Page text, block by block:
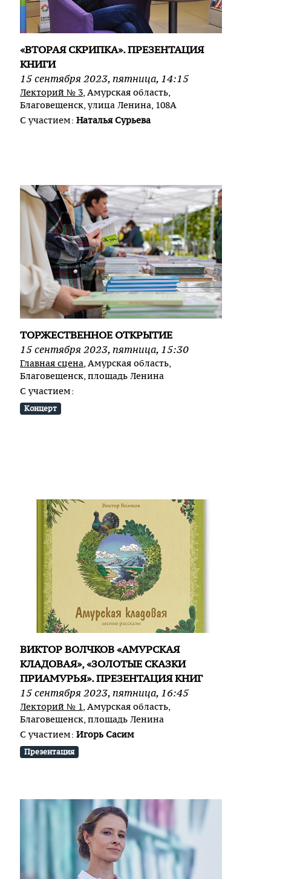
«ВТОРАЯ СКРИПКА». ПРЕЗЕНТАЦИЯ
КНИГИ
15 сентября 2023,пятница, 14:15
Лекторий № 3, Амурская область,
Благовещенск, улица Ленина, 108А
С участием:Наталья Сурьева
ТОРЖЕСТВЕННОЕ ОТКРЫТИЕ
15 сентября 2023,пятница, 15:30
Главная сцена, Амурская область,
Благовещенск, площадь Ленина
С участием:
Концерт
ВИКТОР ВОЛЧКОВ «АМУРСКАЯ
КЛАДОВАЯ», «ЗОЛОТЫЕ СКАЗКИ
ПРИАМУРЬЯ». ПРЕЗЕНТАЦИЯ КНИГ
15 сентября 2023,пятница, 16:45
Лекторий № 1 , Амурская область,
Благовещенск, площадь Ленина
С участием:Игорь Сасим
Презентация